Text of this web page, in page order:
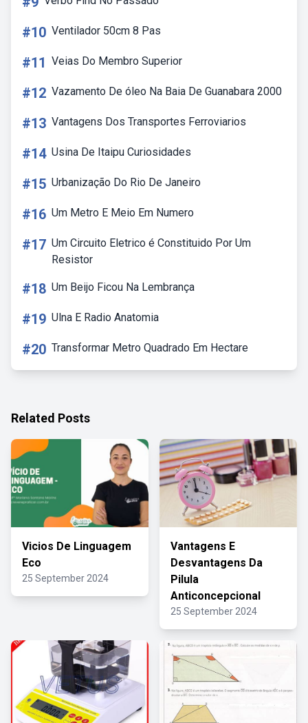
#10 Ventilador 50cm 8 Pas
#11 Veias Do Membro Superior
#12 Vazamento De óleo Na Baia De Guanabara 2000
#13 Vantagens Dos Transportes Ferroviarios
#14 Usina De Itaipu Curiosidades
#15 Urbanização Do Rio De Janeiro
#16 Um Metro E Meio Em Numero
#17 Um Circuito Eletrico é Constituido Por Um
Resistor
#18 Um Beijo Ficou Na Lembrança
#19 Ulna E Radio Anatomia
#20 Transformar Metro Quadrado Em Hectare
Related Posts
Vicios De Linguagem
Eco
25 September 2024
Vantagens E
Desvantagens Da
Pilula
Anticoncepcional
25 September 2024